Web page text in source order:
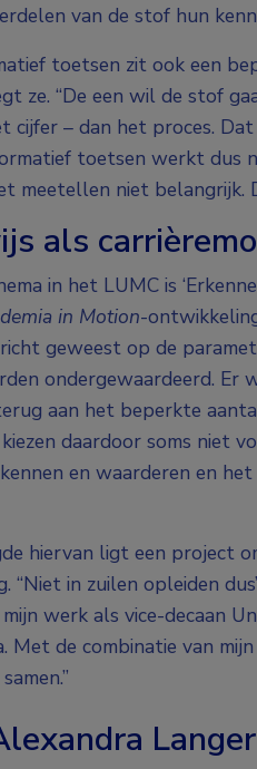
van de stof hun
toetsen zit ook een
ze. “De een wil de stof
cijfer – dan het proces.
toetsen werkt dus
meetellen niet belangrijk.
als
in het LUMC is
in Motion-
geweest op de
ondergewaardeerd. Er
aan het beperkte
daardoor soms niet
en waarderen en
hiervan ligt een project
“Niet in zuilen opleiden
mijn werk als vice-decaan
Met de combinatie van